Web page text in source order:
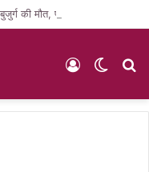
की मौत, पसरा मातम
Switch
Log